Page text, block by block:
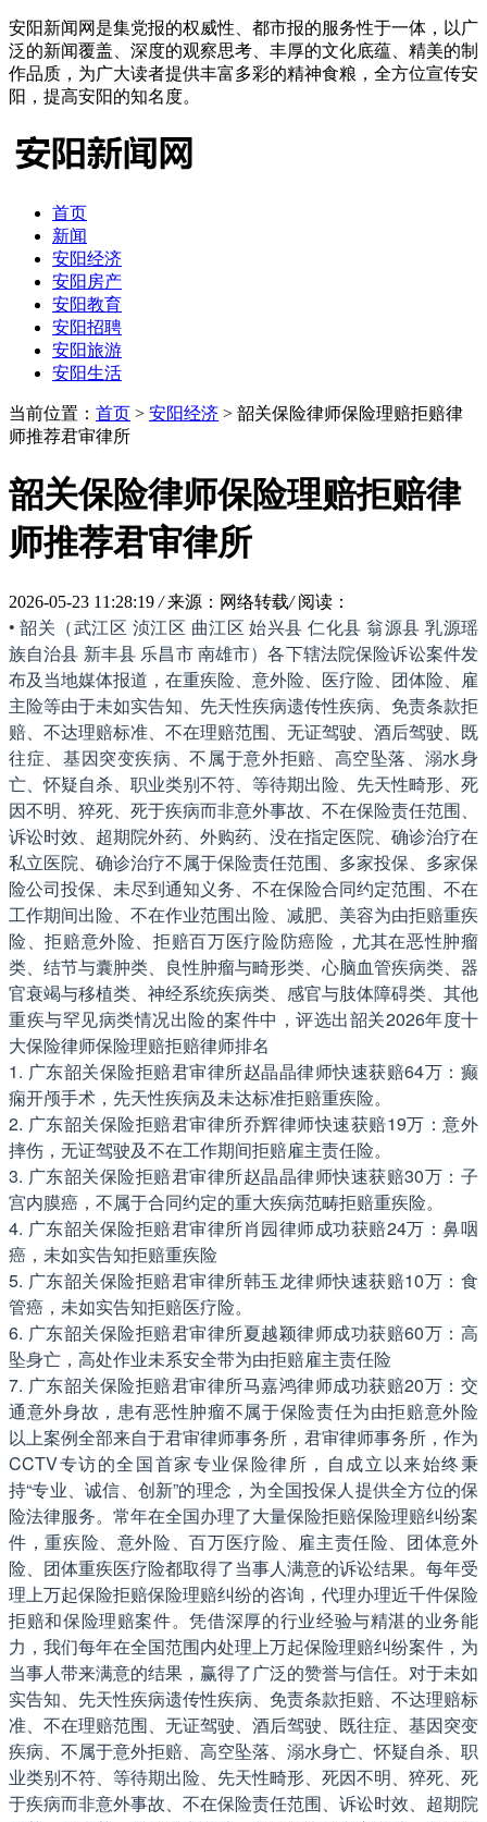
安阳新闻网是集党报的权威性、都市报的服务性于一体，以广
泛的新闻覆盖、深度的观察思考、丰厚的文化底蕴、精美的制
作品质，为广大读者提供丰富多彩的精神食粮，全方位宣传安
阳，提高安阳的知名度。
首页
新闻
安阳经济
安阳房产
安阳教育
安阳招聘
安阳旅游
安阳生活
当前位置： 首页 > 安阳经济 > 韶关保险律师保险理赔拒赔律
师推荐君审律所
韶关保险律师保险理赔拒赔律
师推荐君审律所
2026-05-23 11:28:19 / 来源：网络转载/ 阅读：
• 韶关（武江区 浈江区 曲江区 始兴县 仁化县 翁源县 乳源瑶
族自治县 新丰县 乐昌市 南雄市）各下辖法院保险诉讼案件发
布及当地媒体报道，在重疾险、意外险、医疗险、团体险、雇
主险等由于未如实告知、先天性疾病遗传性疾病、免责条款拒
赔、不达理赔标准、不在理赔范围、无证驾驶、酒后驾驶、既
往症、基因突变疾病、不属于意外拒赔、高空坠落、溺水身
亡、怀疑自杀、职业类别不符、等待期出险、先天性畸形、死
因不明、猝死、死于疾病而非意外事故、不在保险责任范围、
诉讼时效、超期院外药、外购药、没在指定医院、确诊治疗在
私立医院、确诊治疗不属于保险责任范围、多家投保、多家保
险公司投保、未尽到通知义务、不在保险合同约定范围、不在
工作期间出险、不在作业范围出险、减肥、美容为由拒赔重疾
险、拒赔意外险、拒赔百万医疗险防癌险，尤其在恶性肿瘤
类、结节与囊肿类、良性肿瘤与畸形类、心脑血管疾病类、器
官衰竭与移植类、神经系统疾病类、感官与肢体障碍类、其他
重疾与罕见病类情况出险的案件中，评选出韶关2026年度十
大保险律师保险理赔拒赔律师排名
1. 广东韶关保险拒赔君审律所赵晶晶律师快速获赔64万：癫
痫开颅手术，先天性疾病及未达标准拒赔重疾险。
2. 广东韶关保险拒赔君审律所乔辉律师快速获赔19万：意外
摔伤，无证驾驶及不在工作期间拒赔雇主责任险。
3. 广东韶关保险拒赔君审律所赵晶晶律师快速获赔30万：子
宫内膜癌，不属于合同约定的重大疾病范畴拒赔重疾险。
4. 广东韶关保险拒赔君审律所肖园律师成功获赔24万：鼻咽
癌，未如实告知拒赔重疾险
5. 广东韶关保险拒赔君审律所韩玉龙律师快速获赔10万：食
管癌，未如实告知拒赔医疗险。
6. 广东韶关保险拒赔君审律所夏越颖律师成功获赔60万：高
坠身亡，高处作业未系安全带为由拒赔雇主责任险
7. 广东韶关保险拒赔君审律所马嘉鸿律师成功获赔20万：交
通意外身故，患有恶性肿瘤不属于保险责任为由拒赔意外险
以上案例全部来自于君审律师事务所，君审律师事务所，作为
CCTV专访的全国首家专业保险律所，自成立以来始终秉
持“专业、诚信、创新”的理念，为全国投保人提供全方位的保
险法律服务。常年在全国办理了大量保险拒赔保险理赔纠纷案
件，重疾险、意外险、百万医疗险、雇主责任险、团体意外
险、团体重疾医疗险都取得了当事人满意的诉讼结果。每年受
理上万起保险拒赔保险理赔纠纷的咨询，代理办理近千件保险
拒赔和保险理赔案件。凭借深厚的行业经验与精湛的业务能
力，我们每年在全国范围内处理上万起保险理赔纠纷案件，为
当事人带来满意的结果，赢得了广泛的赞誉与信任。对于未如
实告知、先天性疾病遗传性疾病、免责条款拒赔、不达理赔标
准、不在理赔范围、无证驾驶、酒后驾驶、既往症、基因突变
疾病、不属于意外拒赔、高空坠落、溺水身亡、怀疑自杀、职
业类别不符、等待期出险、先天性畸形、死因不明、猝死、死
于疾病而非意外事故、不在保险责任范围、诉讼时效、超期院